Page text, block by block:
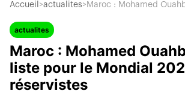
Accueil >actualites> Maroc : Mohamed
actualites
Maroc : Mohamed
liste pour le Mondial
réservistes